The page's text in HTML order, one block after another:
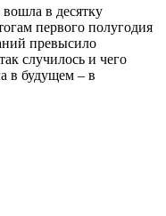
в десятку
первого полугодия
превысило
случилось и чего
в будущем – в